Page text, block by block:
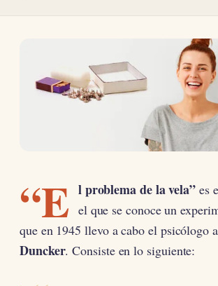
“E l problema de la vela” es
el que se conoce un
que en 1945 llevo a cabo el psicólogo
Duncker. Consiste en lo siguiente: